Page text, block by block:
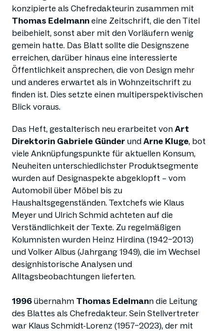
konzipierte als Chefredakteurin zusammen mit
Thomas Edelmanneine Zeitschrift, die den Titel
beibehielt, sonst aber mit den Vorläufern wenig
gemein hatte. Das Blatt sollte die Designszene
erreichen, darüber hinaus eine interessierte
Öffentlichkeit ansprechen, die von Design mehr
und anderes erwartet als in Wohnzeitschrift zu
finden ist. Dies setzte einen multiperspektivischen
Blick voraus.
Das Heft, gestalterisch neu erarbeitet vonArt
Direktorin Gabriele Günder undArne Kluge, bot
viele Anknüpfungspunkte für aktuellen Konsum,
Neuheiten unterschiedlichster Produktsegmente
wurden auf Designaspekte abgeklopft – vom
Automobil über Möbel bis zu
Haushaltsgegenständen. Textchefs wie Klaus
Meyer und Ulrich Schmid achteten auf die
Verständlichkeit der Texte. Zu regelmäßigen
Kolumnisten wurden Heinz Hirdina (1942–2013)
und Volker Albus (Jahrgang 1949), die im Wechsel
designhistorische Analysen und
Alltagsbeobachtungen lieferten.
1996übernahm Thomas Edelmann die Leitung
des Blattes als Chefredakteur. Sein Stellvertreter
war Klaus Schmidt-Lorenz (1957–2023), der mit